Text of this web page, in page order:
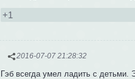
+1
2016-07-07 21:28:32
Гэб всегда умел ладить с